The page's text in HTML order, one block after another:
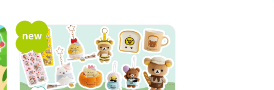
new